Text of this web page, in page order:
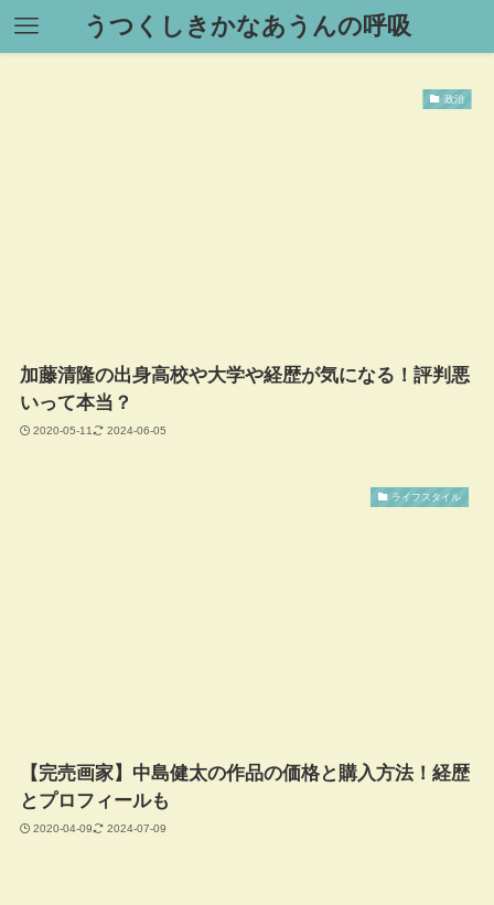
うつくしきかなあうんの呼吸
政治
加藤清隆の出身高校や大学や経歴が気になる！評判悪
いって本当？
2020-05-11 2024-06-05
ライフスタイル
【完売画家】中島健太の作品の価格と購入方法！経歴
とプロフィールも
2020-04-09 2024-07-09